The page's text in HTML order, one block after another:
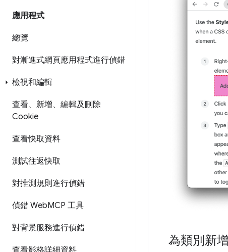
應用程式
總覽
對漸進式網頁應用程式進行偵錯
檢視和編輯
查看、新增、編輯及刪除
Cookie
查看快取資料
測試往返快取
對推測規則進行偵錯
偵錯 WebMCP 工具
對背景服務進行偵錯
查看影格詳細資料
為類別新